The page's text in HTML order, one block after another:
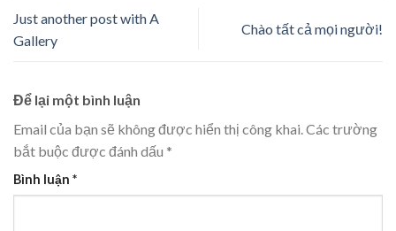
Just another post with A
Gallery
Chào tất cả mọi người!
Để lại một bình luận
Email của bạn sẽ không được hiển thị công khai. Các trường
bắt buộc được đánh dấu *
Bình luận *